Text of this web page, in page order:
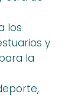
los
y
la